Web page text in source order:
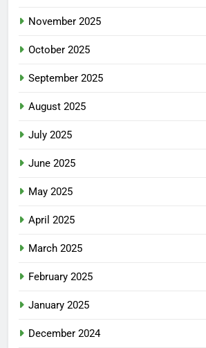
November 2025
October 2025
September 2025
August 2025
July 2025
June 2025
May 2025
April 2025
March 2025
February 2025
January 2025
December 2024